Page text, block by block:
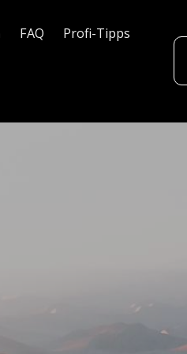
FAQ Profi-Tipps